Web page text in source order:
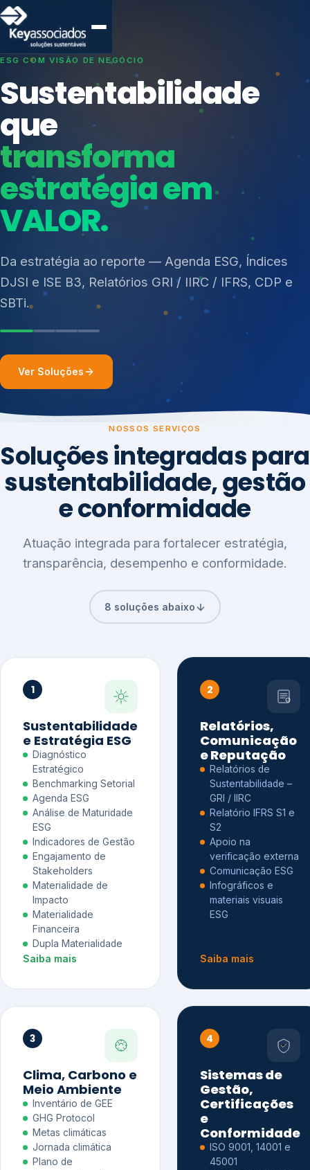
SISTEMAS DE GESTÃO OTIMIZADOS E INTEGRADOS
Conformidade que
protege seu
negócio.
Consultoria, auditoria e treinamentos em ISO 27001,
ISO 27701, ISO 42001, ISO 37001, ISO 9001, ISO
14001, ISO 45001, ONA e PNQ — Gestão de
resíduos sólidos (PGRS/PMGRS).
Índices de Mercado
Mudanças Climáticas
Reputação e Cadeia
Reporte Regulatório
Ver Soluções
NOSSOS SERVIÇOS
Soluções integradas para
sustentabilidade, gestão
e conformidade
Atuação integrada para fortalecer estratégia,
transparência, desempenho e conformidade.
8 soluções abaixo
1
Sustentabilidade
e Estratégia ESG
Diagnóstico
Estratégico
Benchmarking Setorial
Agenda ESG
Análise de Maturidade
ESG
Indicadores de Gestão
Engajamento de
Stakeholders
Materialidade de
Impacto
Materialidade
Financeira
Dupla Materialidade
Saiba mais
2
Relatórios,
Comunicação
e Reputação
Relatórios de
Sustentabilidade –
GRI / IIRC
Relatório IFRS S1 e
S2
Apoio na
verificação externa
Comunicação ESG
Infográficos e
materiais visuais
ESG
Saiba mais
3
Clima, Carbono e
Meio Ambiente
Inventário de GEE
GHG Protocol
Metas climáticas
Jornada climática
Plano de
4
Sistemas de
Gestão,
Certificações
e
Conformidade
ISO 9001, 14001 e
45001